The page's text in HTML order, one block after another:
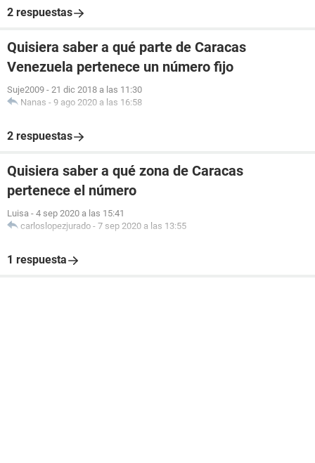
2 respuestas
Quisiera saber a qué parte de Caracas
Venezuela pertenece un número fijo
Suje2009 - 21 dic 2018 a las 11:30
Nanas - 9 ago 2020 a las 16:58
2 respuestas
Quisiera saber a qué zona de Caracas
pertenece el número
Luisa - 4 sep 2020 a las 15:41
carloslopezjurado - 7 sep 2020 a las 13:55
1 respuesta